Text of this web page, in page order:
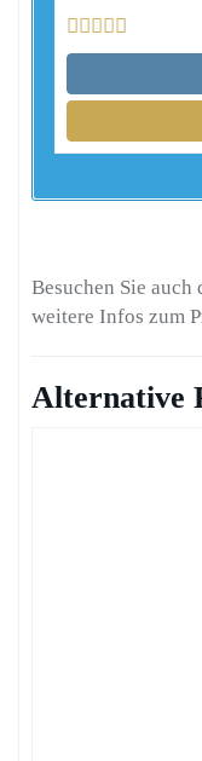
Besuchen Sie auch
weitere Infos zum
Alternative